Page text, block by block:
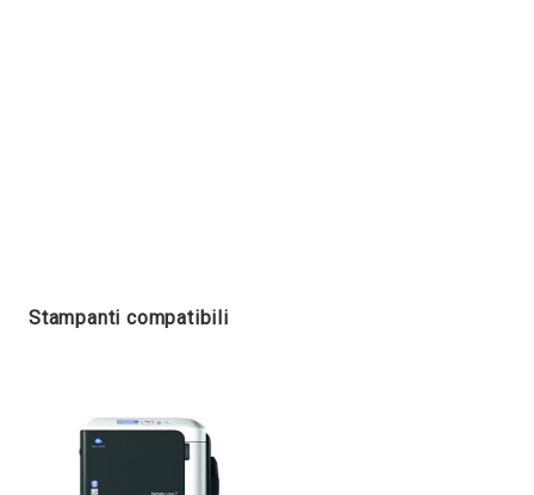
Stampanti compatibili